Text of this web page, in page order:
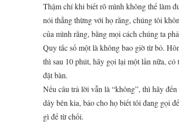
Thậm chí khi biết rõ mình không thể làm
nói thẳng thừng với họ rằng, chúng tôi
của mình rằng, bằng mọi cách chúng ta
Quy tắc số một là không bao giờ từ bỏ.
thì sau 10 phút, hãy gọi lại một lần nữa,
đặt bàn.
Nếu câu trả lời vẫn là “không”, thì hãy
dây bên kia, bảo cho họ biết tôi đang gọi
gì để từ chối.